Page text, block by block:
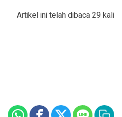
Artikel ini telah dibaca 29 kali